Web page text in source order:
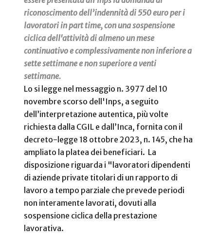
riconoscimento dell’indennità di 550 euro per i
lavoratori in part time, con una sospensione
ciclica dell'attività di almeno un mese
continuativo e complessivamente non inferiore a
sette settimane e non superiore a venti
settimane.
Lo si legge nel messaggio n. 3977 del 10
novembre scorso dell'Inps, a seguito
dell’interpretazione autentica, più volte
richiesta dalla CGIL e dall’Inca, fornita con il
decreto-legge 18 ottobre 2023, n. 145, che ha
ampliato la platea dei beneficiari. La
disposizione riguarda i "lavoratori dipendenti
di aziende private titolari di un rapporto di
lavoro a tempo parziale che prevede periodi
non interamente lavorati, dovuti alla
sospensione ciclica della prestazione
lavorativa.